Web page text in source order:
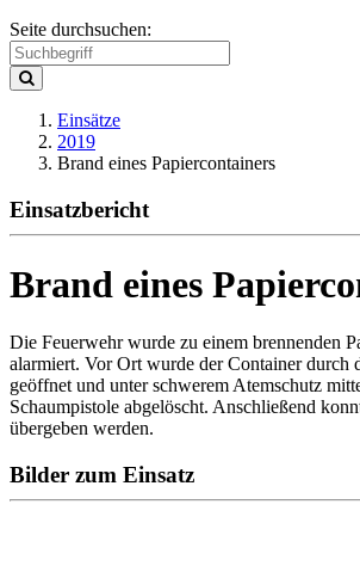
Seite durchsuchen:
Einsätze
2019
Brand eines Papiercontainers
Einsatzbericht
Brand eines
Die Feuerwehr wurde zu einem brennenden
alarmiert. Vor Ort wurde der Container durch
geöffnet und unter schwerem Atemschutz
Schaumpistole abgelöscht. Anschließend
übergeben werden.
Bilder zum Einsatz